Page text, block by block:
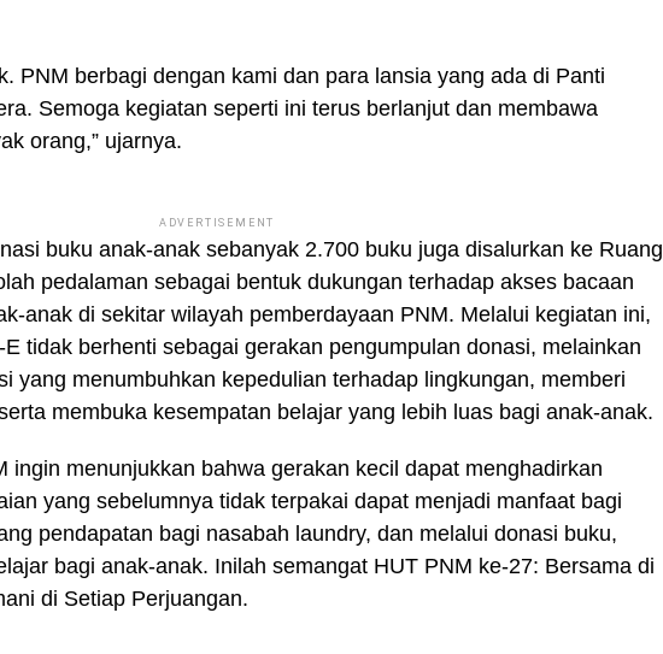
PNM berbagi dengan kami dan para lansia yang ada di Panti
Semoga kegiatan seperti ini terus berlanjut dan membawa
orang,” ujarnya.
ADVERTISEMENT
buku anak-anak sebanyak 2.700 buku juga disalurkan ke Ruang
pedalaman sebagai bentuk dukungan terhadap akses bacaan
anak di sekitar wilayah pemberdayaan PNM. Melalui kegiatan ini,
tidak berhenti sebagai gerakan pengumpulan donasi, melainkan
yang menumbuhkan kepedulian terhadap lingkungan, memberi
membuka kesempatan belajar yang lebih luas bagi anak-anak.
ingin menunjukkan bahwa gerakan kecil dapat menghadirkan
yang sebelumnya tidak terpakai dapat menjadi manfaat bagi
pendapatan bagi nasabah laundry, dan melalui donasi buku,
bagi anak-anak. Inilah semangat HUT PNM ke-27: Bersama di
di Setiap Perjuangan.